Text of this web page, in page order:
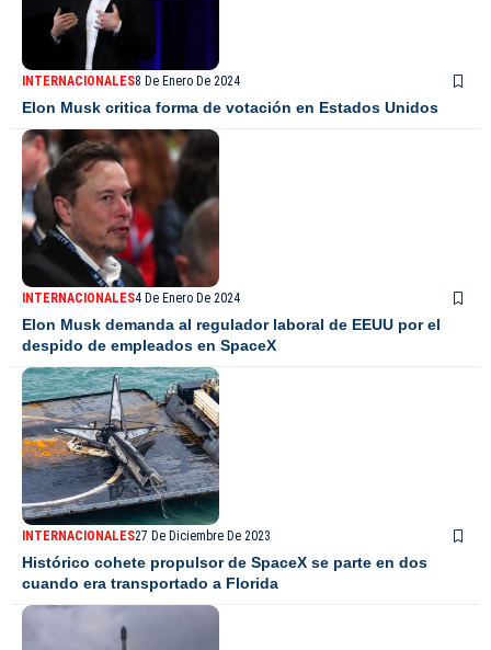
INTERNACIONALES8 De Enero De 2024
Elon Musk critica forma de votación en Estados Unidos
INTERNACIONALES4 De Enero De 2024
Elon Musk demanda al regulador laboral de EEUU por el
despido de empleados en SpaceX
INTERNACIONALES27 De Diciembre De 2023
Histórico cohete propulsor de SpaceX se parte en dos
cuando era transportado a Florida